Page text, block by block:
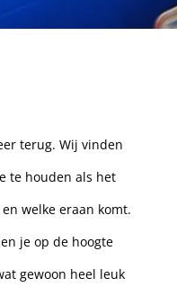
terug. Wij vinden
te houden als het
welke eraan komt.
je op de hoogte
gewoon heel leuk